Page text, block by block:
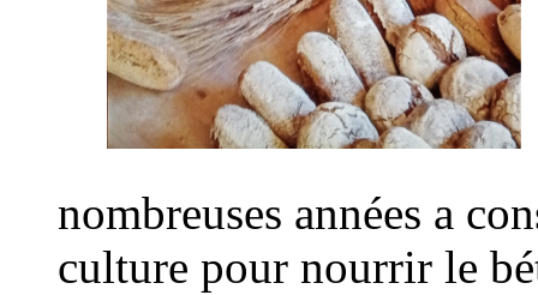
nombreuses années a
culture pour nourrir le